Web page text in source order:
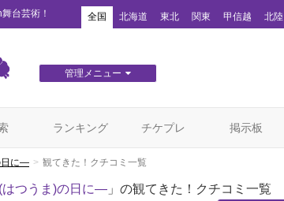
台芸術！ 全国 北海道 東北 関東 甲信越 北陸
管理メニュー
ランキング チケプレ 掲示板
日に— 観てきた！クチコミ一覧
つうま)の日に— 」の観てきた！クチコミ一覧